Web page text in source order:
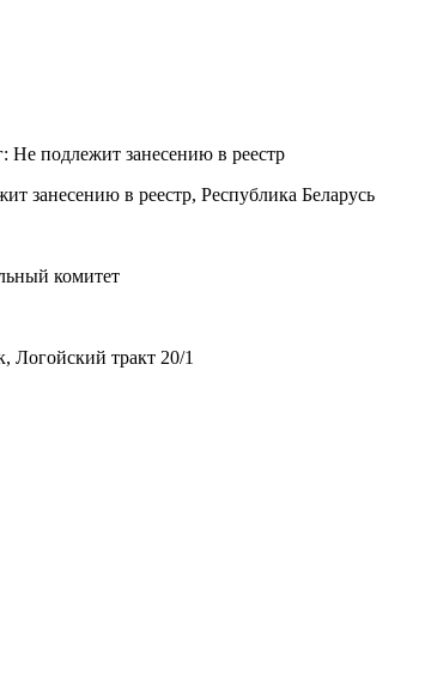
Не подлежит занесению в реестр
занесению в реестр, Республика Беларусь
комитет
Логойский тракт 20/1